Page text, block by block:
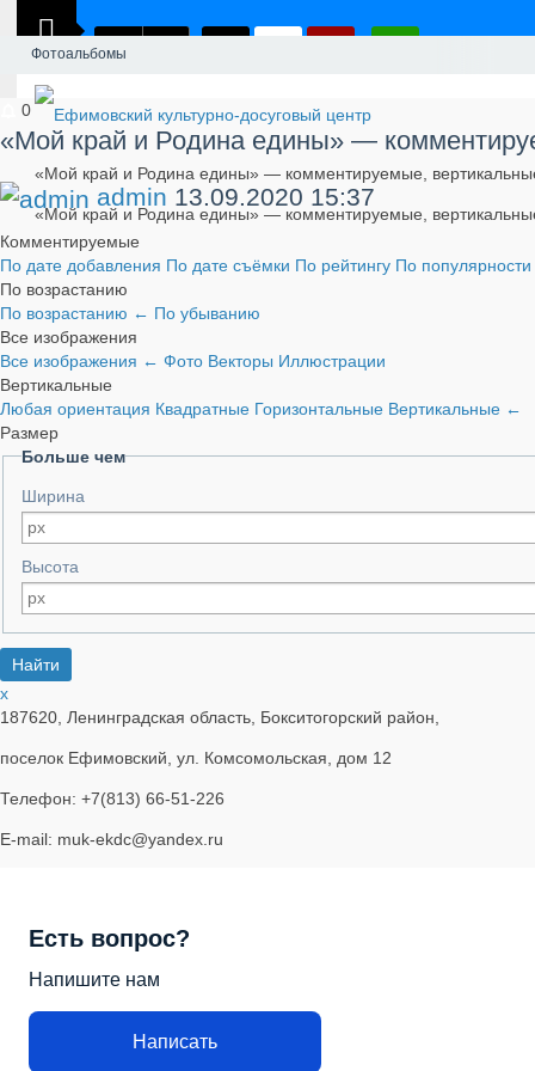
«Мой край и Родина едины» — комментируемые,
«Мой край и Родина едины» — комментируемые,
Фотоальбомы
0
«Мой край и Родина едины» —
admin 13.09.2020 15:37
Комментируемые
По дате добавления По дате съёмки По рейтингу По популярности
По возрастанию
По возрастанию ← По убыванию
Все изображения
Все изображения ← Фото Векторы Иллюстрации
Вертикальные
Любая ориентация Квадратные Горизонтальные Вертикальные ←
Размер
Больше чем
Ширина
Высота
x
187620, Ленинградская область, Бокситогорский район,
поселок Ефимовский, ул. Комсомольская, дом 12
Телефон: +7(813) 66-51-226
E-mail: muk-ekdc@yandex.ru
Есть вопрос?
Напишите нам
Написать